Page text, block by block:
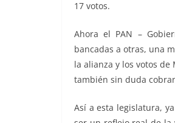
17 votos.
Ahora el PAN –
bancadas a otras, una
la alianza y los votos
también sin duda
Así a esta legislatura,